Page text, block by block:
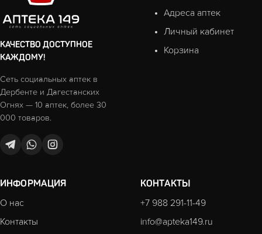
КАЧЕСТВО ДОСТУПНОЕ
КАЖДОМУ!
Сеть социальных аптек в
Дербенте и Дагестанских
Огнях — 10 аптек, более 30
000 товаров.
Адреса аптек
Личный кабинет
Корзина
ИНФОРМАЦИЯ
О нас
Контакты
КОНТАКТЫ
+7 988 291-11-49
info@apteka149.ru